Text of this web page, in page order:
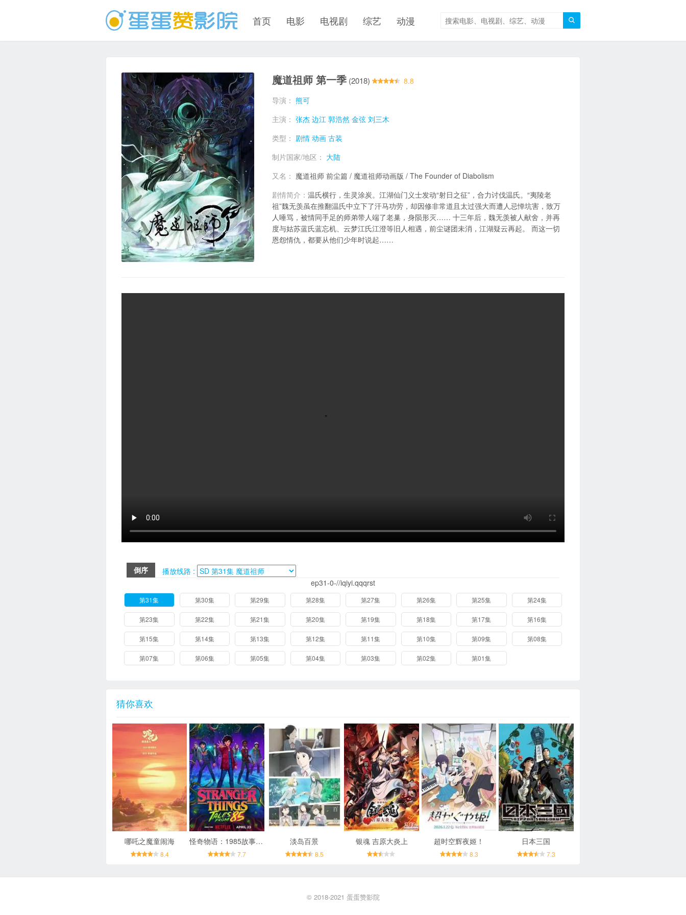

首页 电影 电视剧 综艺 动漫
魔道祖师 第一季 (2018)
8.8
导演： 熊可
主演： 张杰 边江 郭浩然 金弦 刘三木
类型： 剧情 动画 古装
制片国家/地区： 大陆
又名： 魔道祖师 前尘篇 / 魔道祖师动画版 / The Founder of Diabolism
剧情简介： 温氏横行，生灵涂炭。江湖仙门义士发动“射日之征”，合力讨伐温氏。“夷陵老
祖”魏无羡虽在推翻温氏中立下了汗马功劳，却因修非常道且太过强大而遭人忌惮坑害，致万
人唾骂，被情同手足的师弟带人端了老巢，身陨形灭…… 十三年后，魏无羡被人献舍，并再
度与姑苏蓝氏蓝忘机、云梦江氏江澄等旧人相遇，前尘谜团未消，江湖疑云再起。 而这一切
恩怨情仇，都要从他们少年时说起……
倒序
播放线路 :
ep31-0-//iqiyi.qqqrst
第31集 第30集 第29集 第28集 第27集 第26集 第25集 第24集
第23集 第22集 第21集 第20集 第19集 第18集 第17集 第16集
第15集 第14集 第13集 第12集 第11集 第10集 第09集 第08集
第07集 第06集 第05集 第04集 第03集 第02集 第01集
猜你喜欢
哪吒之魔童闹海
8.4
怪奇物语：1985故事集 第一季
7.7
淡岛百景
8.5
银魂 吉原大炎上 超时空辉夜姬！
8.3
日本三国
7.3
© 2018-2021 蛋蛋赞影院